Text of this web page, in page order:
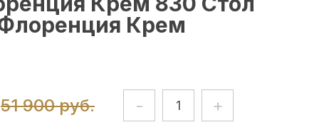
Крем
51 900 руб. - +